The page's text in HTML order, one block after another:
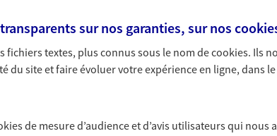
MARC
sur nos garanties, sur nos
fichiers textes, plus connus sous le nom decookies. Ils
site et faire évoluer votre expérience en ligne, dans
de mesure d’audience et d’avis utilisateurs qui nous